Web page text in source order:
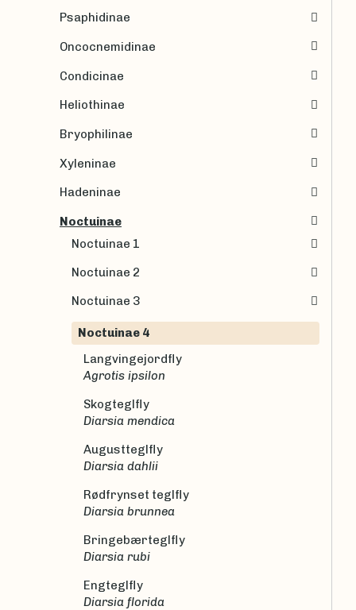
Psaphidinae
Oncocnemidinae
Condicinae
Heliothinae
Bryophilinae
Xyleninae
Hadeninae
Noctuinae
Noctuinae 1
Noctuinae 2
Noctuinae 3
Noctuinae 4
Langvingejordfly
Agrotis ipsilon
Skogteglfly
Diarsia mendica
Augustteglfly
Diarsia dahlii
Rødfrynset teglfly
Diarsia brunnea
Bringebærteglfly
Diarsia rubi
Engteglfly
Diarsia florida